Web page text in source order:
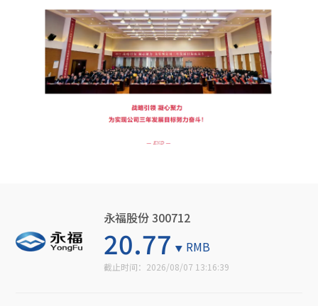
永福股份 300712
20.77 RMB
截止时间： 2026/08/07 13:16:39